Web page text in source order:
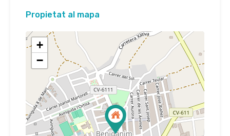
Propietat al mapa
+
−